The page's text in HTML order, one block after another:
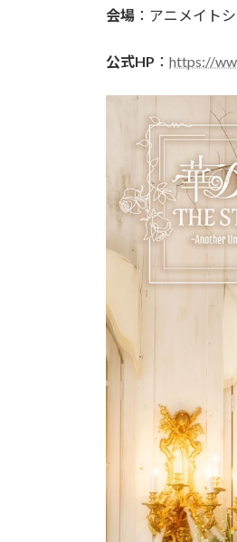
会場 ：アニメイト
公式HP ： https://